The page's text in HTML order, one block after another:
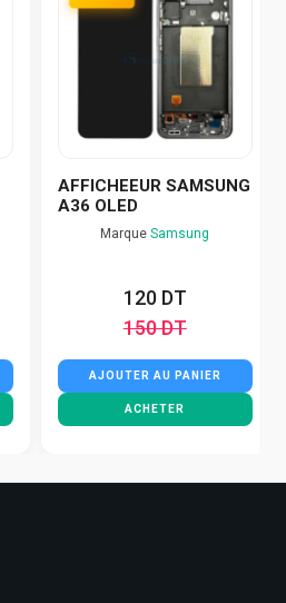
AFFICHEEUR SAMSUNG
A36 OLED
MarqueSamsung
120 DT
150 DT
AJOUTER AU PANIER
ACHETER